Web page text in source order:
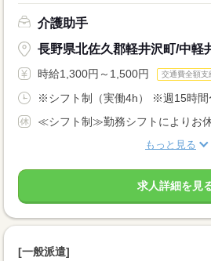
介護助手
長野県北佐久郡軽井沢町/中軽
時給1,300円～1,500円 交通費全額支
※シフト制（実働4h） ※週15時
≪シフト制≫勤務シフトによりお
もっと見る
求人詳細を見
[一般派遣]